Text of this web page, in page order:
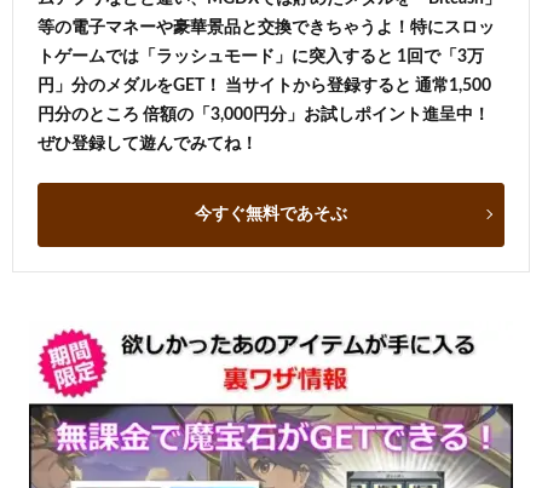
等の電子マネーや豪華景品と交換できちゃうよ！特にスロッ
トゲームでは「ラッシュモード」に突入すると 1回で「3万
円」分のメダルをGET！ 当サイトから登録すると 通常1,500
円分のところ 倍額の「3,000円分」お試しポイント進呈中！
ぜひ登録して遊んでみてね！
今すぐ無料であそぶ